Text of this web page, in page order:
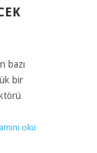
bazı
bir
oku